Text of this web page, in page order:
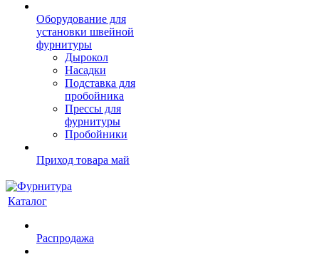
Оборудование для
установки швейной
фурнитуры
Дырокол
Насадки
Подставка для
пробойника
Прессы для
фурнитуры
Пробойники
Приход товара май
Каталог
Распродажа